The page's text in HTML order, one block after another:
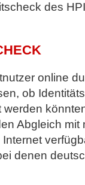
des
online
ob
werden
Abgleich mit
denen